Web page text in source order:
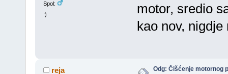
Spol:
:)
motor, sredio
kao nov,
reja
Odg: Čišćenje motornog